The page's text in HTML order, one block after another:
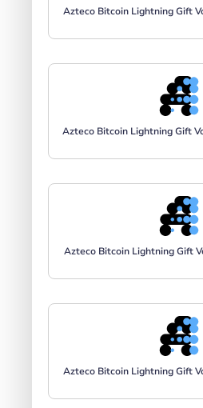
Azteco Bitcoin Lightning Gift
Azteco Bitcoin Lightning Gift
Azteco Bitcoin Lightning Gift
Azteco Bitcoin Lightning Gift